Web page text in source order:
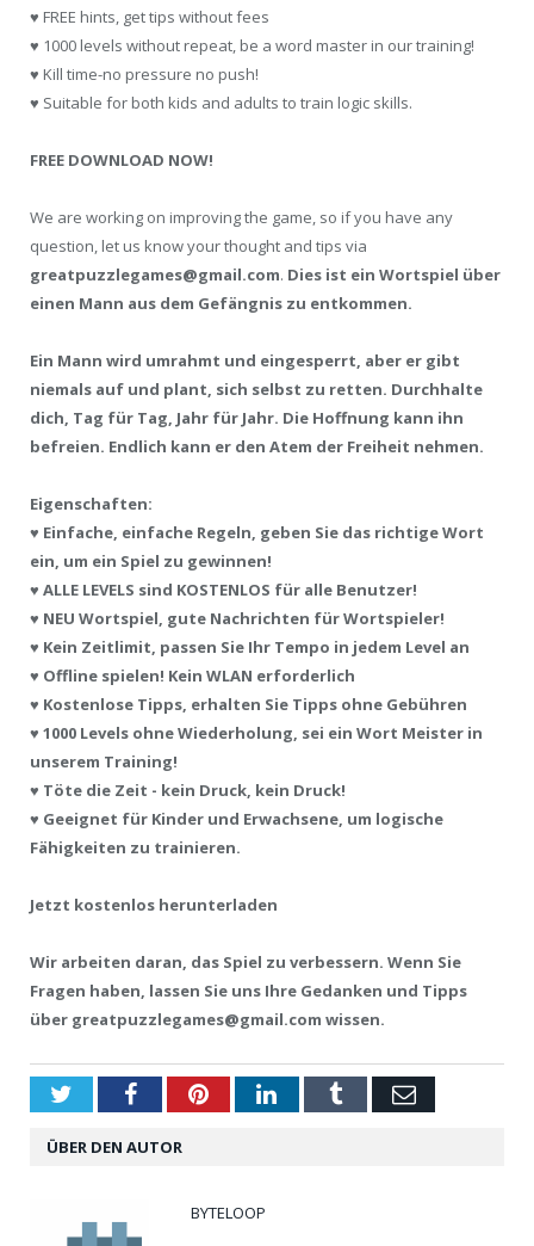
♥ FREE hints, get tips without fees
♥ 1000 levels without repeat, be a word master in our training!
♥ Kill time-no pressure no push!
♥ Suitable for both kids and adults to train logic skills.
FREE DOWNLOAD NOW!
We are working on improving the game, so if you have any
question, let us know your thought and tips via
greatpuzzlegames@gmail.com. Dies ist ein Wortspiel über
einen Mann aus dem Gefängnis zu entkommen.
Ein Mann wird umrahmt und eingesperrt, aber er gibt
niemals auf und plant, sich selbst zu retten. Durchhalte
dich, Tag für Tag, Jahr für Jahr. Die Hoffnung kann ihn
befreien. Endlich kann er den Atem der Freiheit nehmen.
Eigenschaften:
♥ Einfache, einfache Regeln, geben Sie das richtige Wort
ein, um ein Spiel zu gewinnen!
♥ ALLE LEVELS sind KOSTENLOS für alle Benutzer!
♥ NEU Wortspiel, gute Nachrichten für Wortspieler!
♥ Kein Zeitlimit, passen Sie Ihr Tempo in jedem Level an
♥ Offline spielen! Kein WLAN erforderlich
♥ Kostenlose Tipps, erhalten Sie Tipps ohne Gebühren
♥ 1000 Levels ohne Wiederholung, sei ein Wort Meister in
unserem Training!
♥ Töte die Zeit - kein Druck, kein Druck!
♥ Geeignet für Kinder und Erwachsene, um logische
Fähigkeiten zu trainieren.
Jetzt kostenlos herunterladen
Wir arbeiten daran, das Spiel zu verbessern. Wenn Sie
Fragen haben, lassen Sie uns Ihre Gedanken und Tipps
über greatpuzzlegames@gmail.com wissen.
TwitterFacebookPinterestLinkedInTumblrEmail
ÜBER DEN AUTOR
BYTELOOP